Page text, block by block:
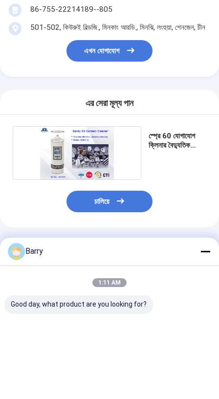
86-755-22214189--805
501-502, কিউরুই বিল্ডজি., মিনকাং আরডি., মিনঝি, লংহুয়া, শেনজেন, চীন
এখন যোগাযোগ
এর সেরা মূল্য পান
স্প্রে 60 যোগাযোগ
ক্লিনার বৈদ্যুতিক
চালিয়ে
প্রস্তাবিত পণ্য
Barry
1:11 AM
Good day, what product are you looking for?